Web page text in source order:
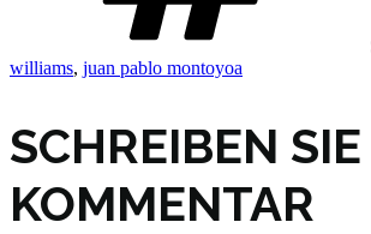
williams, juan pablo montoyoa
SCHREIBEN
KOMMENTAR